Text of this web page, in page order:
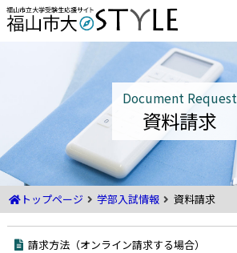
本
文
Document Request
資料請求
トップページ 学部入試情報 資料請求
請求方法（オンライン請求する場合）